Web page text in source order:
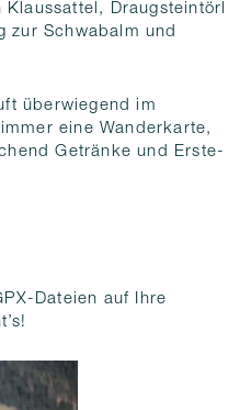
Draugsteintörl
zur Schwabalm und
überwiegend im
eine Wanderkarte,
Getränke und Erste-
Dateien auf Ihre